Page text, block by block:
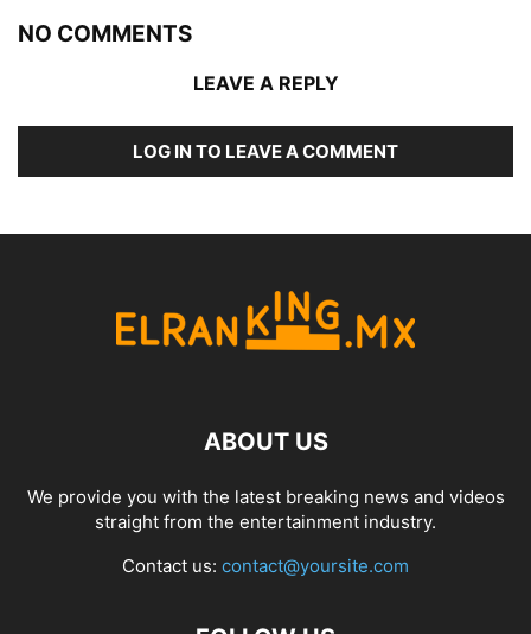
NO COMMENTS
LEAVE A REPLY
LOG IN TO LEAVE A COMMENT
ABOUT US
We provide you with the latest breaking news and videos
straight from the entertainment industry.
Contact us: contact@yoursite.com